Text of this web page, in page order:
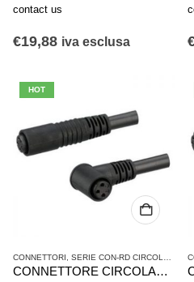
contact us
€19,88 iva esclusa
HOT
CONNETTORI SERIE CON-RD CIRCOLARE A INNESTO
CONNETTORE CIRCOLARE AD INNESTO AVENTICS SERIE CON-RD 1834484178